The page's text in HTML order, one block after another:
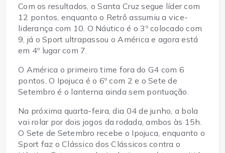
Com os resultados, o Santa Cruz segue líder com
12 pontos, enquanto o Retrô assumiu a vice-
liderança com 10. O Náutico é o 3º colocado com
9, já o Sport ultrapassou o América e agora está
em 4º lugar com 7.
O América o primeiro time fora do G4 com 6
pontos. O Ipojuca é o 6º com 2 e o Sete de
Setembro é o lanterna ainda sem pontuação.
Na próxima quarta-feira, dia 04 de junho, a bola
vai rolar por dois jogos da rodada, ambos às 15h.
O Sete de Setembro recebe o Ipojuca, enquanto o
Sport faz o Clássico dos Clássicos contra o